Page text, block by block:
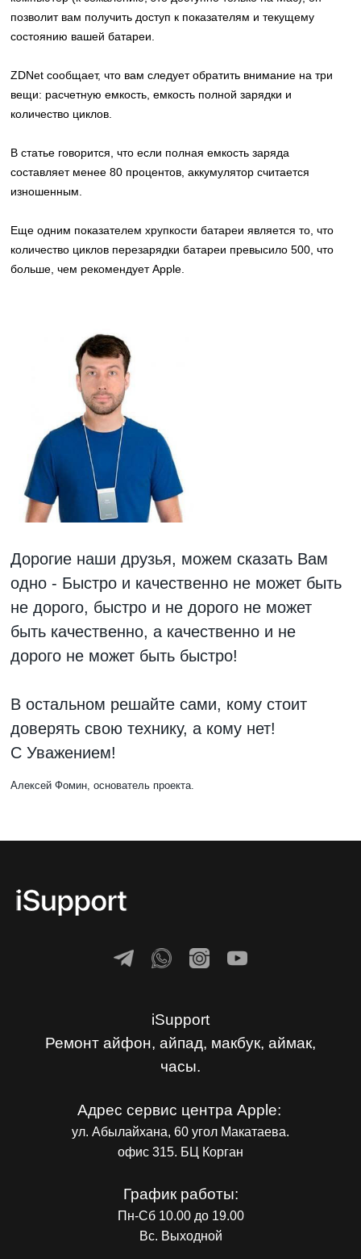
позволит вам получить доступ к показателям и текущему
состоянию вашей батареи.
ZDNet сообщает, что вам следует обратить внимание на три
вещи: расчетную емкость, емкость полной зарядки и
количество циклов.
В статье говорится, что если полная емкость заряда
составляет менее 80 процентов, аккумулятор считается
изношенным.
Еще одним показателем хрупкости батареи является то, что
количество циклов перезарядки батареи превысило 500, что
больше, чем рекомендует Apple.
Дорогие наши друзья, можем сказать Вам
одно - Быстро и качественно не может быть
не дорого, быстро и не дорого не может
быть качественно, а качественно и не
дорого не может быть быстро!
В остальном решайте сами, кому стоит
доверять свою технику, а кому нет!
С Уважением!
Алексей Фомин, основатель проекта.
iSupport
Ремонт айфон, айпад, макбук, аймак,
часы.
Адрес сервис центра Apple:
ул. Абылайхана, 60 угол Макатаева.
офис 315. БЦ Корган
График работы:
Пн-Сб 10.00 до 19.00
Вс. Выходной